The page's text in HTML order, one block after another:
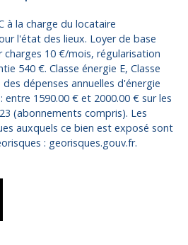
à la charge du locataire
l'état des lieux. Loyer de base
charges 10 €/mois, régularisation
540 €. Classe énergie E, Classe
dépenses annuelles d'énergie
1590.00 € et 2000.00 € sur les
(abonnements compris). Les
auxquels ce bien est exposé sont
: georisques.gouv.fr.